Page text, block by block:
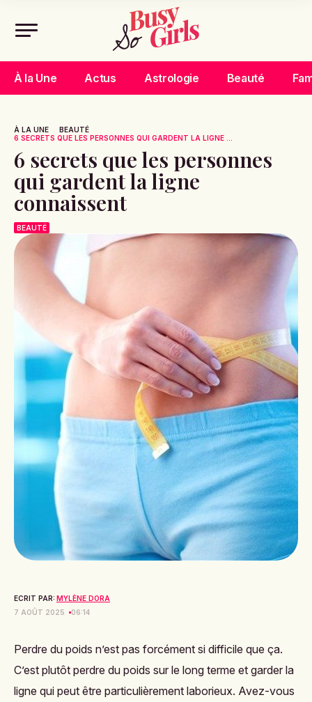
À la Une Actus Astrologie Beauté
À LA UNE
BEAUTÉ
6 SECRETS QUE LES PERSONNES QUI GARDENT LA LIGNE ...
6 secrets que les personnes
qui gardent la ligne
connaissent
BEAUTÉ
ECRIT PAR: MYLÈNE DORA
7 AOÛT 2025
06:14
Perdre du poids n’est pas forcément si difficile que ça.
C’est plutôt perdre du poids sur le long terme et garder la
ligne qui peut être particulièrement laborieux. Avez-vous